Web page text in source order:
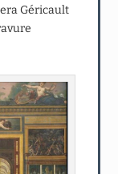
Géricault